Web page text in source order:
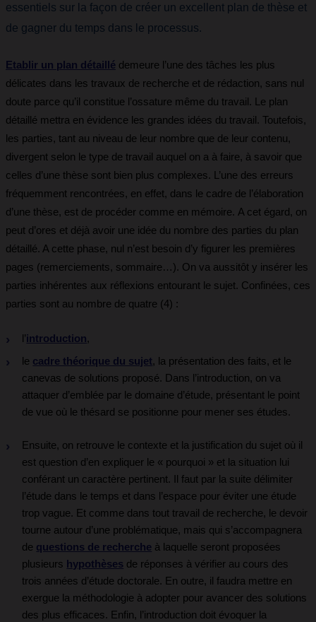
essentiels sur la façon de créer un excellent plan de thèse et
de gagner du temps dans le processus.
Etablir un plan détaillé demeure l’une des tâches les plus
délicates dans les travaux de recherche et de rédaction, sans nul
doute parce qu’il constitue l’ossature même du travail. Le plan
détaillé mettra en évidence les grandes idées du travail. Toutefois,
les parties, tant au niveau de leur nombre que de leur contenu,
divergent selon le type de travail auquel on a à faire, à savoir que
celles d’une thèse sont bien plus complexes. L’une des erreurs
fréquemment rencontrées, en effet, dans le cadre de l’élaboration
d’une thèse, est de procéder comme en mémoire. A cet égard, on
peut d’ores et déjà avoir une idée du nombre des parties du plan
détaillé. A cette phase, nul n’est besoin d’y figurer les premières
pages (remerciements, sommaire…). On va aussitôt y insérer les
parties inhérentes aux réflexions entourant le sujet. Confinées, ces
parties sont au nombre de quatre (4) :
l’introduction,
le cadre théorique du sujet, la présentation des faits, et le
canevas de solutions proposé. Dans l’introduction, on va
attaquer d’emblée par le domaine d’étude, présentant le point
de vue où le thésard se positionne pour mener ses études.
Ensuite, on retrouve le contexte et la justification du sujet où il
est question d’en expliquer le « pourquoi » et la situation lui
conférant un caractère pertinent. Il faut par la suite délimiter
l’étude dans le temps et dans l’espace pour éviter une étude
trop vague. Et comme dans tout travail de recherche, le devoir
tourne autour d’une problématique, mais qui s’accompagnera
de questions de recherche à laquelle seront proposées
plusieurs hypothèses de réponses à vérifier au cours des
trois années d’étude doctorale. En outre, il faudra mettre en
exergue la méthodologie à adopter pour avancer des solutions
des plus efficaces. Enfin, l’introduction doit évoquer la